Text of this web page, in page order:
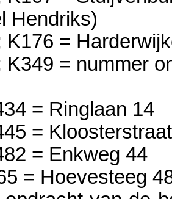
Hendriks)
K176 =
K349 = nummer
= Ringlaan 14
=
= Enkweg 44
= Hoevesteeg